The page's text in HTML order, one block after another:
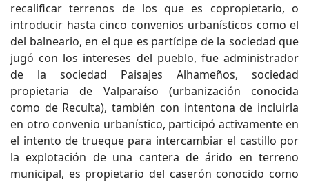
recalificar terrenos de los que es copropietario, o
introducir hasta cinco convenios urbanísticos como el
del balneario, en el que es partícipe de la sociedad que
jugó con los intereses del pueblo, fue administrador
de la sociedad Paisajes Alhameños, sociedad
propietaria de Valparaíso (urbanización conocida
como de Reculta), también con intentona de incluirla
en otro convenio urbanístico, participó activamente en
el intento de trueque para intercambiar el castillo por
la explotación de una cantera de árido en terreno
municipal, es propietario del caserón conocido como